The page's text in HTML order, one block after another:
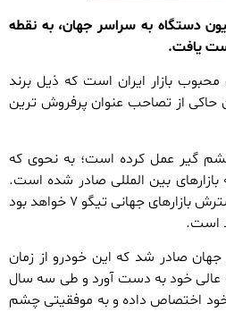
بیش از یک میلیون دستگاه به سراسر جهان، به نقطه
یافت.
محبوب بازار ایران است که ذیل برند
حاکی از تصاحب عنوان پرفروش ترین
چشم گیر عمل کرده است؛ به نحوی که
بازارهای بین المللی صادر شده است.
این اتفاق بزرگ و برجسته، نه تنها تبدیل به نقطه عطفی در روند گسترش بازارهای جهانی تیگو ۷ خواهد بود
است.
تا امروز به سراسر جهان صادر شد که این خودرو از زمان
عالی خود به دست آورد و طی سه سال
اختصاص داده و به موفقیتی چشم